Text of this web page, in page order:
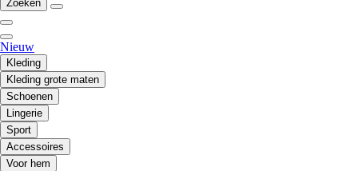
Zoeken
Nieuw
Kleding
Kleding grote maten
Schoenen
Lingerie
Sport
Accessoires
Voor hem